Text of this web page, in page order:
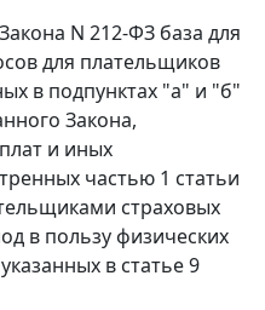
Закона N 212-ФЗ база для
для плательщиков
в подпунктах "а" и "б"
Закона,
и иных
частью 1 статьи
страховых
в пользу физических
в статье 9